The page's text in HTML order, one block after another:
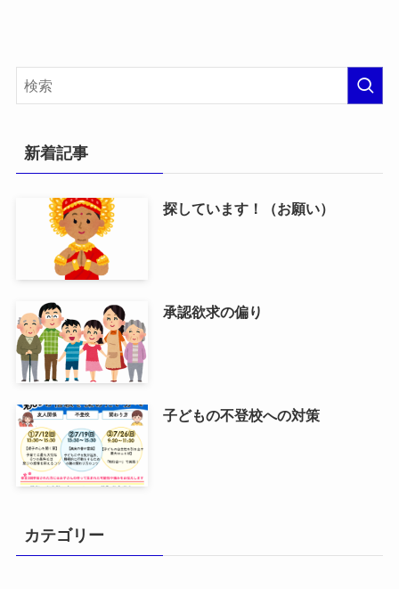
新着記事
探しています！（お願い）
承認欲求の偏り
子どもの不登校への対策
カテゴリー